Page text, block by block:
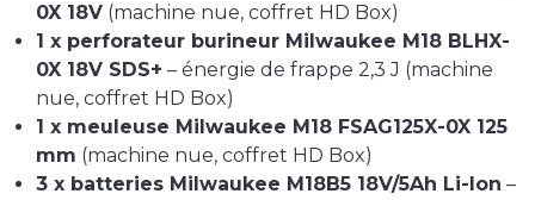
0X 18V (machine nue, coffret HD Box)
1 x perforateur burineur Milwaukee M18 BLHX-
0X 18V SDS+ – énergie de frappe 2,3 J (machine
nue, coffret HD Box)
1 x meuleuse Milwaukee M18 FSAG125X-0X 125
mm (machine nue, coffret HD Box)
3 x batteries Milwaukee M18B5 18V/5Ah Li-Ion –